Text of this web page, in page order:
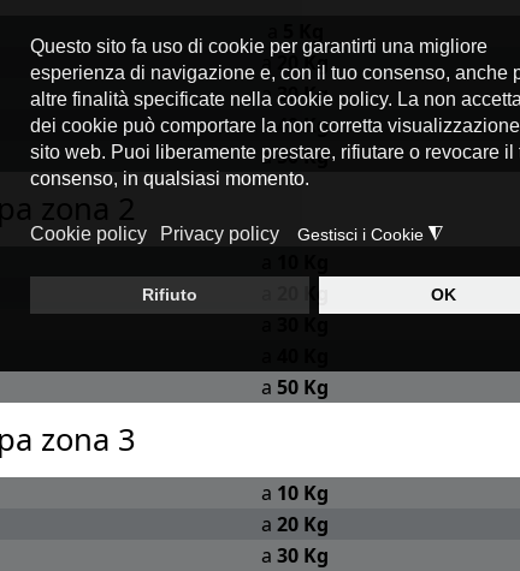
a 20 Kg
a 30 Kg
a 40 Kg
a50 Kg
zona 2
a 50 Kg
zona 3
a 10 Kg
a 20 Kg
a 30 Kg